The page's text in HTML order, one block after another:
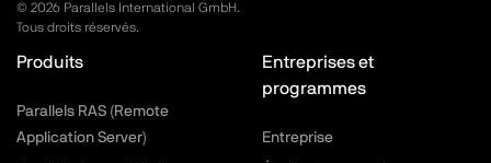
© 2026 Parallels International GmbH.
Tous droits réservés.
Produits
Parallels RAS (Remote
Application Server)
Entreprises et
programmes
Entreprise